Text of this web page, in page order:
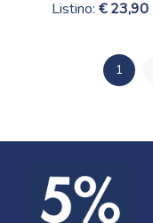
Listino: 23,90
1